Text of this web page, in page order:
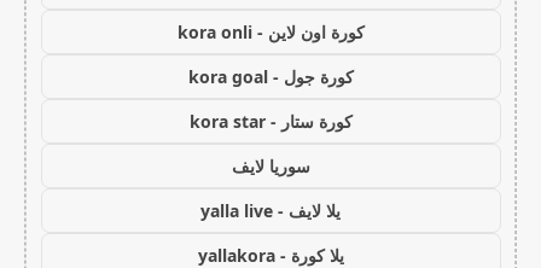
كورة اون لاين - kora onli
كورة جول - kora goal
كورة ستار - kora star
سوريا لايف
يلا لايف - yalla live
يلا كورة - yallakora